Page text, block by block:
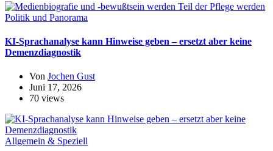
Politik und Panorama
KI-Sprachanalyse kann Hinweise geben – ersetzt aber keine
Demenzdiagnostik
Von Jochen Gust
Juni 17, 2026
70 views
Allgemein & Speziell